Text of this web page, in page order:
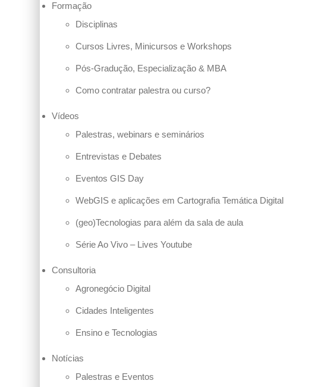
Formação
Disciplinas
Cursos Livres, Minicursos e Workshops
Pós-Gradução, Especialização & MBA
Como contratar palestra ou curso?
Vídeos
Palestras, webinars e seminários
Entrevistas e Debates
Eventos GIS Day
WebGIS e aplicações em Cartografia Temática Digital
(geo)Tecnologias para além da sala de aula
Série Ao Vivo – Lives Youtube
Consultoria
Agronegócio Digital
Cidades Inteligentes
Ensino e Tecnologias
Notícias
Palestras e Eventos